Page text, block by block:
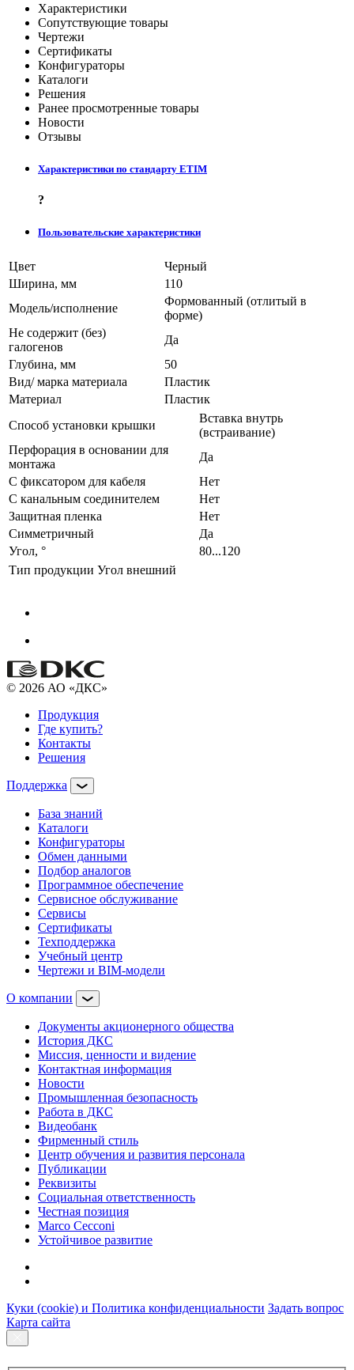
Характеристики
Сопутствующие товары
Чертежи
Сертификаты
Конфигураторы
Каталоги
Решения
Ранее просмотренные товары
Новости
Отзывы
Характеристики по стандарту ETIM
?
Пользовательские характеристики
Цвет
Черный
Ширина, мм
110
Модель/исполнение
Формованный (отлитый в
форме)
Не содержит (без)
галогенов
Да
Глубина, мм
50
Вид/ марка материала
Пластик
Материал
Пластик
Способ установки крышки
Вставка внутрь
(встраивание)
Перфорация в основании для
монтажа
Да
С фиксатором для кабеля
Нет
С канальным соединителем
Нет
Защитная пленка
Нет
Симметричный
Да
Угол, °
80...120
Тип продукции Угол внешний
© 2026 АО «ДКС»
Продукция
Где купить?
Контакты
Решения
Поддержка
База знаний
Каталоги
Конфигураторы
Обмен данными
Подбор аналогов
Программное обеспечение
Сервисное обслуживание
Сервисы
Сертификаты
Техподдержка
Учебный центр
Чертежи и BIM-модели
О компании
Документы акционерного общества
История ДКС
Миссия, ценности и видение
Контактная информация
Новости
Промышленная безопасность
Работа в ДКС
Видеобанк
Фирменный стиль
Центр обучения и развития персонала
Публикации
Реквизиты
Социальная ответственность
Честная позиция
Marco Cecconi
Устойчивое развитие
Куки (cookie) и Политика конфиденциальности Задать вопрос
Карта сайта